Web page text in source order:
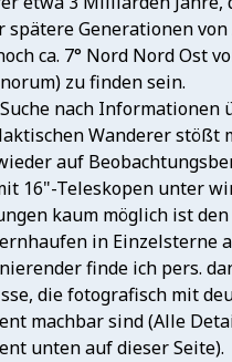
spätere Generationen
ca. 7° Nord Nord Ost
zu finden sein.
nach Informationen
Wanderer stößt
auf
16"-Teleskopen unter
kaum möglich ist den
in Einzelsterne
finde ich pers.
die fotografisch mit
machbar sind (Alle
unten auf dieser Seite).